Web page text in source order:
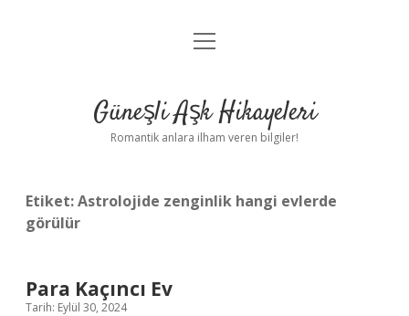
Anasayfa
Yasal Uyarı
menüyü
Güneşli Aşk Hikayeleri
Romantik anlara ilham veren bilgiler!
Etiket:Astrolojide zenginlik hangi evlerde
görülür
Para Kaçıncı Ev
Tarih: Eylül 30, 2024